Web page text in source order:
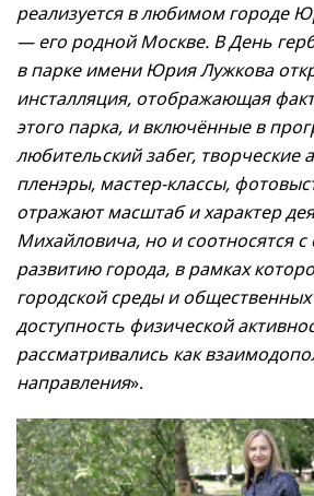
реализуется в любимом городе
— его родной Москве. В День
в парке имени Юрия Лужкова
инсталляция, отображающая
этого парка, и включённые в
любительский забег, творческие
пленэры, мастер-классы,
отражают масштаб и характер
Михайловича, но и соотносятся с
развитию города, в рамках
городской среды и общественных
доступность физической
рассматривались как
направления».